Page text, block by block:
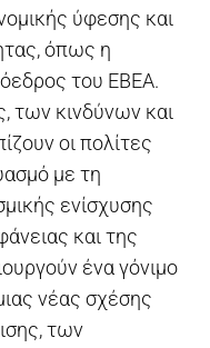
ύφεσης και
όπως η
του ΕΒΕΑ.
των κινδύνων και
οι πολίτες
με τη
ενίσχυσης
και της
ένα γόνιμο
νέας σχέσης
των